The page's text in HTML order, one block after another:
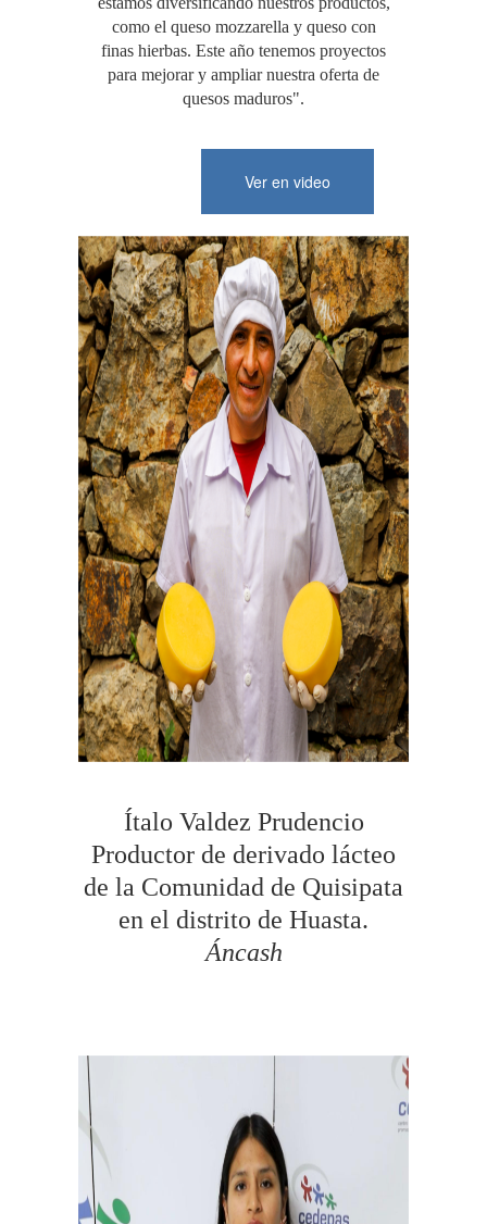
como el queso mozzarella y queso con
finas hierbas. Este año tenemos proyectos
para mejorar y ampliar nuestra oferta de
quesos maduros".
Ver en video
Ítalo Valdez Prudencio
Productor de derivado lácteo
de la Comunidad de Quisipata
en el distrito de Huasta.
Áncash